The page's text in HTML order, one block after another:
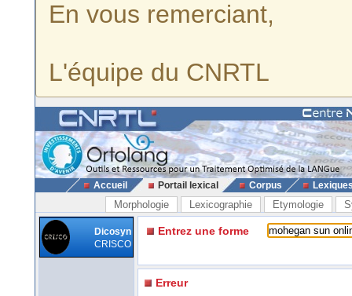
En vous remerciant,
L'équipe du CNRTL
Accueil Portail lexical Corpus
Morphologie Lexicographie Etymologie
Dicosyn
CRISCO
Entrez une forme
Erreur